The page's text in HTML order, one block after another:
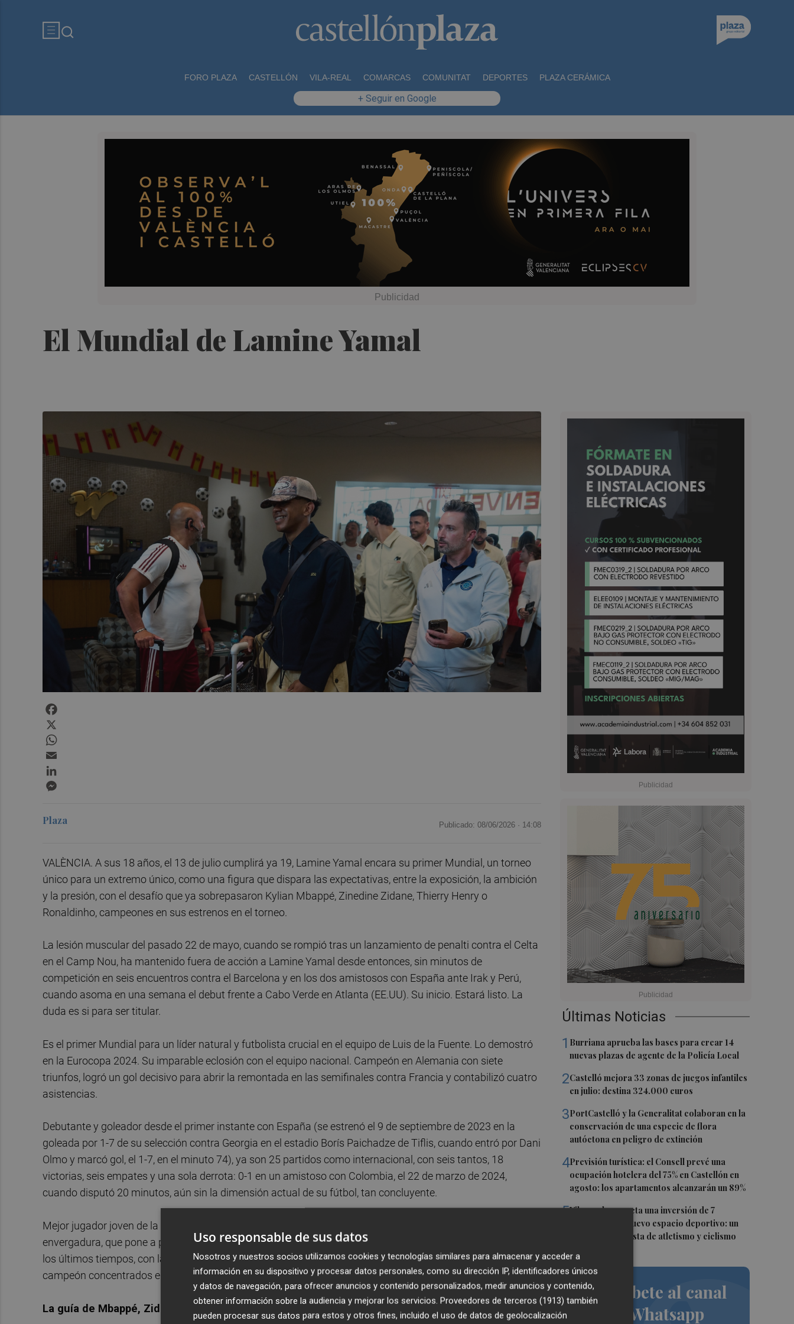
FORO PLAZA CASTELLÓN VILA-REAL COMARCAS COMUNITAT DEPORTES PLAZA CERÁMICA
+ Seguir en Google
El Mundial de Lamine Yamal
Últimas Noticias
1 Burriana aprueba las bases para crear 14
nuevas plazas de agente de la Policía Local
2Castelló mejora 33 zonas de juegos infantiles
en julio: destina 324.000 euros
3PortCastelló y la Generalitat colaboran en la
conservación de una especie de flora
autóctona en peligro de extinción
4Previsión turística: el Consell prevé una
ocupación hotelera del 75% en Castellón en
agosto: los apartamentos alcanzarán un 89%
5Vila-real proyecta una inversión de 7
millones en un nuevo espacio deportivo: un
complejo con pista de atletismo y ciclismo
Suscríbete al canal
de Whatsapp
Plaza Publicado: 08/06/2026 · 14:08
VALÈNCIA. A sus 18 años, el 13 de julio cumplirá ya 19, Lamine Yamal encara su primer Mundial, un torneo
único para un extremo único, como una figura que dispara las expectativas, entre la exposición, la ambición
y la presión, con el desafío que ya sobrepasaron Kylian Mbappé, Zinedine Zidane, Thierry Henry o
Ronaldinho, campeones en sus estrenos en el torneo.
La lesión muscular del pasado 22 de mayo, cuando se rompió tras un lanzamiento de penalti contra el Celta
en el Camp Nou, ha mantenido fuera de acción a Lamine Yamal desde entonces, sin minutos de
competición en seis encuentros contra el Barcelona y en los dos amistosos con España ante Irak y Perú,
cuando asoma en una semana el debut frente a Cabo Verde en Atlanta (EE.UU). Su inicio. Estará listo. La
duda es si para ser titular.
Es el primer Mundial para un líder natural y futbolista crucial en el equipo de Luis de la Fuente. Lo demostró
en la Eurocopa 2024. Su imparable eclosión con el equipo nacional. Campeón en Alemania con siete
triunfos, logró un gol decisivo para abrir la remontada en las semifinales contra Francia y contabilizó cuatro
asistencias.
Debutante y goleador desde el primer instante con España (se estrenó el 9 de septiembre de 2023 en la
goleada por 1-7 de su selección contra Georgia en el estadio Borís Paichadze de Tiflis, cuando entró por Dani
Olmo y marcó gol, el 1-7, en el minuto 74), ya son 25 partidos como internacional, con seis tantos, 18
victorias, seis empates y una sola derrota: 0-1 en un amistoso con Colombia, el 22 de marzo de 2024,
cuando disputó 20 minutos, aún sin la dimensión actual de su fútbol, tan concluyente.
Mejor jugador joven de la Eurocopa 2024, el Mundial es ahora un paso natural, un desafío de suma
envergadura, que pone a prueba a Lamine Yamal, como antes lo hizo con otras grandes figuras del fútbol en
los últimos tiempos, con la exigencia que tiene un torneo de tales características, con ocho partidos para ser
campeón concentrados en 39 días. Del 11 de junio al 19 de julio.
La guía de Mbappé, Zidane, Henry y Ronaldinho
Uso responsable de sus datos
Nosotros y nuestros socios utilizamos cookies y tecnologías similares para almacenar y acceder a
información en su dispositivo y procesar datos personales, como su dirección IP, identificadores únicos
y datos de navegación, para ofrecer anuncios y contenido personalizados, medir anuncios y contenido,
obtener información sobre la audiencia y mejorar los servicios. Proveedores de terceros (1913) también
pueden procesar sus datos para estos y otros fines, incluido el uso de datos de geolocalización